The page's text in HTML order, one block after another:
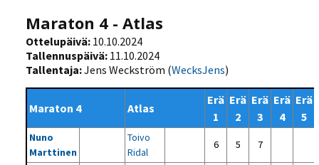
Maraton 4 - Atlas
Ottelupäivä: 10.10.2024
Tallennuspäivä: 11.10.2024
Tallentaja:Jens Weckström (WecksJens)
Maraton 4 Atlas
Erä
1
Erä
2
Erä
3
Erä
4
Erä
5
Nuno
Marttinen
Toivo
Ridal
6 5 7